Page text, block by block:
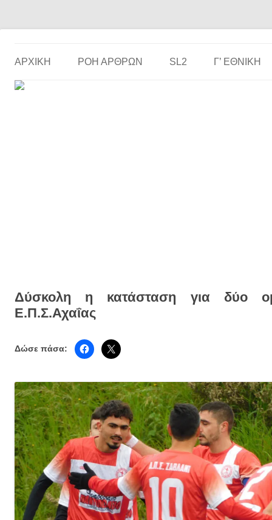
ΑΡΧΙΚΗ ΡΟΗ ΑΡΘΡΩΝ SL2 Γ’ ΕΘΝΙΚΉ
Δύσκολη η κατάσταση για δύο
Ε.Π.Σ.Αχαΐας
Δώσε πάσα: